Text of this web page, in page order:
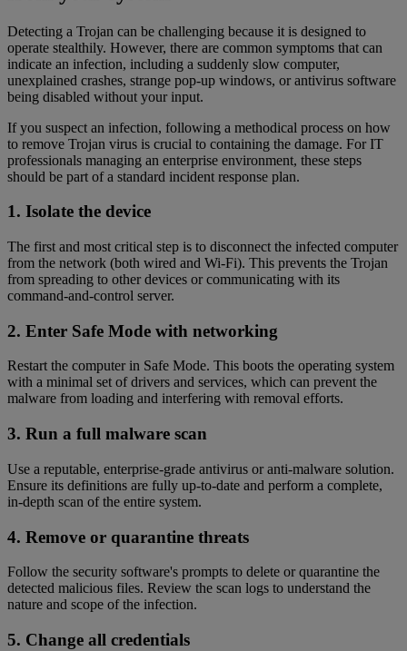
Detecting a Trojan can be challenging because it is designed to
operate stealthily. However, there are common symptoms that can
indicate an infection, including a suddenly slow computer,
unexplained crashes, strange pop-up windows, or antivirus software
being disabled without your input.
If you suspect an infection, following a methodical process on how
to remove Trojan virus is crucial to containing the damage. For IT
professionals managing an enterprise environment, these steps
should be part of a standard incident response plan.
1. Isolate the device
The first and most critical step is to disconnect the infected computer
from the network (both wired and Wi-Fi). This prevents the Trojan
from spreading to other devices or communicating with its
command-and-control server.
2. Enter Safe Mode with networking
Restart the computer in Safe Mode. This boots the operating system
with a minimal set of drivers and services, which can prevent the
malware from loading and interfering with removal efforts.
3. Run a full malware scan
Use a reputable, enterprise-grade antivirus or anti-malware solution.
Ensure its definitions are fully up-to-date and perform a complete,
in-depth scan of the entire system.
4. Remove or quarantine threats
Follow the security software's prompts to delete or quarantine the
detected malicious files. Review the scan logs to understand the
nature and scope of the infection.
5. Change all credentials